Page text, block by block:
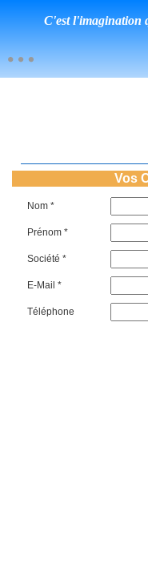
C'est l'imagination
E-Mail *
Téléphone
Société *
Nom *
Prénom *
Vos